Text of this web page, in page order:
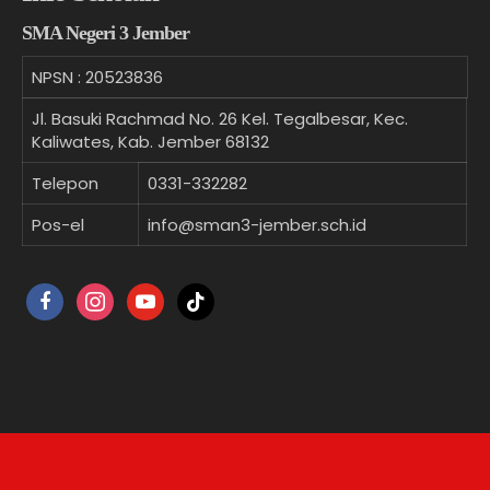
SMA Negeri 3 Jember
NPSN : 20523836
Jl. Basuki Rachmad No. 26 Kel. Tegalbesar, Kec.
Kaliwates, Kab. Jember 68132
Telepon
0331-332282
Pos-el
info@sman3-jember.sch.id
facebookinstagramyoutubetiktok